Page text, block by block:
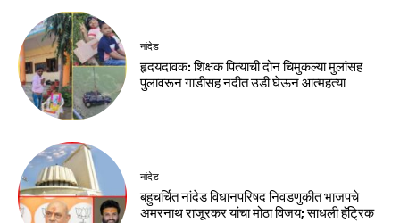
नांदेड
हृदयदावक: शिक्षक पित्याची दोन चिमुकल्या मुलांसह
पुलावरून गाडीसह नदीत उडी घेऊन आत्महत्या
नांदेड
बहुचर्चित नांदेड विधानपरिषद निवडणुकीत भाजपचे
अमरनाथ राजूरकर यांचा मोठा विजय; साधली हॅट्रिक